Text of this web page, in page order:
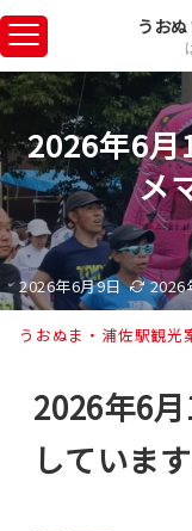
うお
2026年6
メ
2026年6月9日 2026
うおぬま・浦佐駅観光
2026年6
しています